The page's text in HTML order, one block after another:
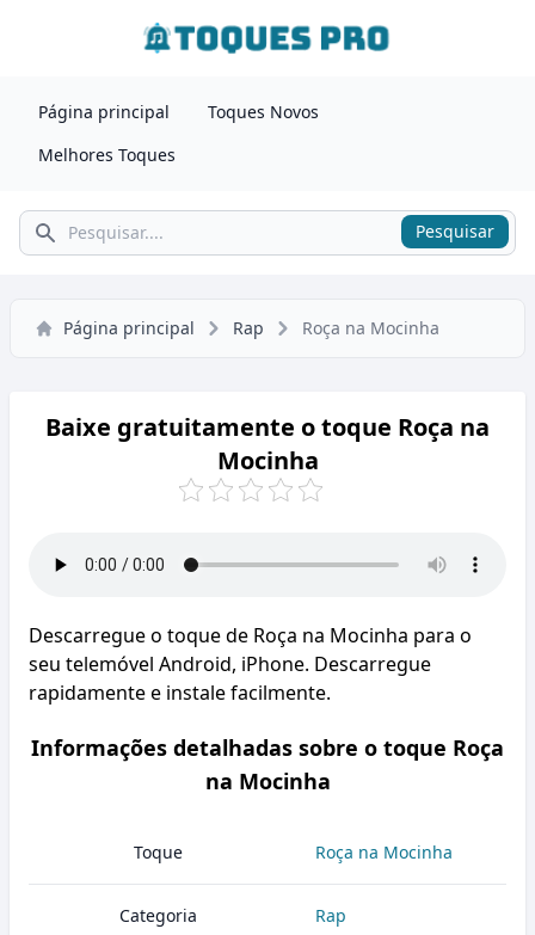
Página principal
Toques Novos
Melhores Toques
Pesquisar Pesquisar
Página principal Rap Roça na Mocinha
Baixe gratuitamente o toque Roça na
Mocinha
Descarregue o toque de Roça na Mocinha para o
seu telemóvel Android, iPhone. Descarregue
rapidamente e instale facilmente.
Informações detalhadas sobre o toque Roça
na Mocinha
Toque Roça na Mocinha
Categoria Rap